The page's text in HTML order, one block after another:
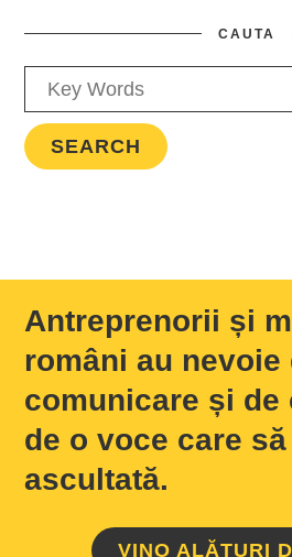
CAUTA
Antreprenorii și
români au nevoie
comunicare și de
de o voce care
ascultată.
VINO ALĂTURI